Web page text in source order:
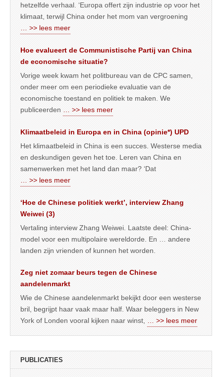
hetzelfde verhaal. ‘Europa offert zijn industrie op voor het
klimaat, terwijl China onder het mom van vergroening
… >> lees meer
Hoe evalueert de Communistische Partij van China
de economische situatie?
Vorige week kwam het politbureau van de CPC samen,
onder meer om een periodieke evaluatie van de
economische toestand en politiek te maken. We
publiceerden
… >> lees meer
Klimaatbeleid in Europa en in China (opinie*) UPD
Het klimaatbeleid in China is een succes. Westerse media
en deskundigen geven het toe. Leren van China en
samenwerken met het land dan maar? ‘Dat
… >> lees meer
‘Hoe de Chinese politiek werkt’, interview Zhang
Weiwei (3)
Vertaling interview Zhang Weiwei. Laatste deel: China-
model voor een multipolaire wereldorde. En … andere
landen zijn vrienden of kunnen het worden.
Zeg niet zomaar beurs tegen de Chinese
aandelenmarkt
Wie de Chinese aandelenmarkt bekijkt door een westerse
bril, begrijpt haar vaak maar half. Waar beleggers in New
York of Londen vooral kijken naar winst,
… >> lees meer
PUBLICATIES